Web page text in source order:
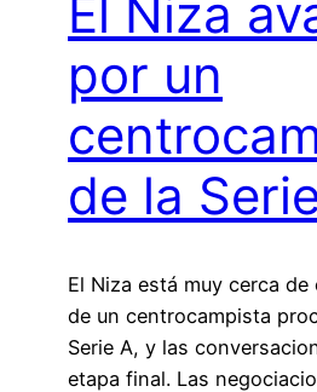
El Niza
por un
de la
El Niza está muy cerca
de un centrocampista
Serie A, y las
etapa final. Las